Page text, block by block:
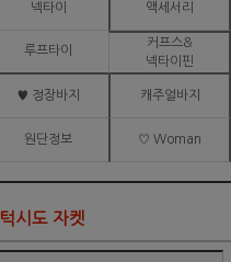
넥타이 액세서리
루프타이
커프스&
넥타이핀
♥ 정장바지 캐주얼바지
원단정보 ♡ Woman
턱시도 자켓